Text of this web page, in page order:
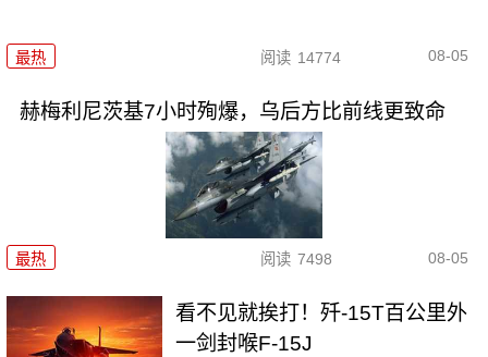
最热 阅读 14774 08-05
赫梅利尼茨基7小时殉爆，乌后方比前线更致命
最热 阅读 7498 08-05
看不见就挨打！歼-15T百公里外
一剑封喉F-15J